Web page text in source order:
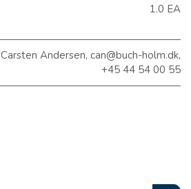
1.0 EA
Carsten Andersen, can@buch-holm.dk,
+45 44 54 00 55